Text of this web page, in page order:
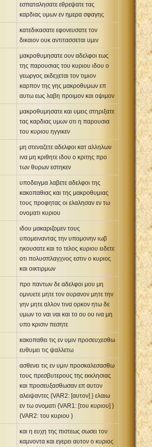
εσπαταλησατε εθρεψατε τας
καρδιας υμων εν ημερα σφαγης
κατεδικασατε εφονευσατε τον
δικαιον ουκ αντιτασσεται υμιν
μακροθυμησατε ουν αδελφοι εως
της παρουσιας του κυριου ιδου ο
γεωργος εκδεχεται τον τιμιον
καρπον της γης μακροθυμων επ
αυτω εως λαβη προιμον και οψιμον
μακροθυμησατε και υμεις στηριξατε
τας καρδιας υμων οτι η παρουσια
του κυριου ηγγικεν
μη στεναζετε αδελφοι κατ αλληλων
ινα μη κριθητε ιδου ο κριτης προ
των θυρων εστηκεν
υποδειγμα λαβετε αδελφοι της
κακοπαθιας και της μακροθυμιας
τους προφητας οι ελαλησαν εν τω
ονοματι κυριου
ιδου μακαριζομεν τους
υπομειναντας την υπομονην ιωβ
ηκουσατε και το τελος κυριου ειδετε
οτι πολυσπλαγχνος εστιν ο κυριος
και οικτιρμων
προ παντων δε αδελφοι μου μη
ομνυετε μητε τον ουρανον μητε την
γην μητε αλλον τινα ορκον ητω δε
υμων το ναι ναι και το ου ου ινα μη
υπο κρισιν πεσητε
κακοπαθει τις εν υμιν προσευχεσθω
ευθυμει τις ψαλλετω
ασθενει τις εν υμιν προσκαλεσασθω
τους πρεσβυτερους της εκκλησιας
και προσευξασθωσαν επ αυτον
αλειψαντες {VAR2: [αυτον] } ελαιω
εν τω ονοματι {VAR1: [του κυριου] }
{VAR2: του κυριου }
και η ευχη της πιστεως σωσει τον
καμνοντα και εγερει αυτον ο κυριος